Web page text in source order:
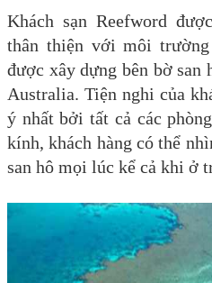
Khách sạn Reefword
thân thiện với môi
được xây dựng bên bờ
Australia. Tiện nghi của
ý nhất bởi tất cả các
kính, khách hàng có thể
san hô mọi lúc kể cả khi ở